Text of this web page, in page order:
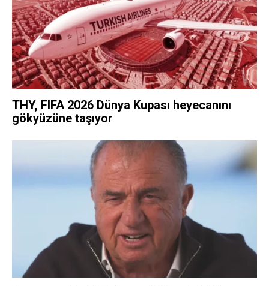
THY, FIFA 2026 Dünya Kupası heyecanını
gökyüzüne taşıyor